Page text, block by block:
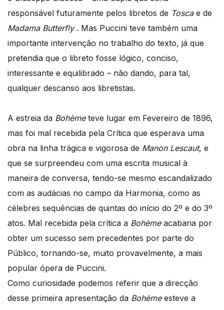
responsável futuramente pelos libretos de Toscae de
Madama Butterfly. Mas Puccini teve também uma
importante intervenção no trabalho do texto, já que
pretendia que o libreto fosse lógico, conciso,
interessante e equilibrado – não dando, para tal,
qualquer descanso aos libretistas.
A estreia da Bohèmeteve lugar em Fevereiro de 1896,
mas foi mal recebida pela Crítica que esperava uma
obra na linha trágica e vigorosa de Manon Lescaut, e
que se surpreendeu com uma escrita musical à
maneira de conversa, tendo-se mesmo escandalizado
com as audácias no campo da Harmonia, como as
célebres sequências de quintas do início do 2º e do 3º
atos. Mal recebida pela crítica a Bohèmeacabaria por
obter um sucesso sem precedentes por parte do
Público, tornando-se, muito provavelmente, a mais
popular ópera de Puccini.
Como curiosidade podemos referir que a direcção
desse primeira apresentação da Bohèmeesteve a